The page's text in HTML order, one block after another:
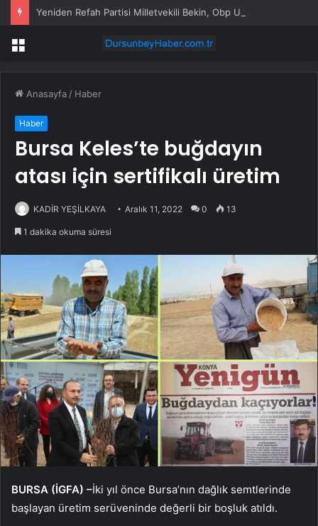
Menü
Anasayfa / Haber
Haber
Bursa Keles’te buğdayın
atası için sertifikalı üretim
KADİR YEŞİLKAYA Aralık 11, 2022 0 13
1 dakika okuma süresi
BURSA (İGFA) –İki yıl önce Bursa’nın dağlık semtlerinde
başlayan üretim serüveninde değerli bir boşluk atıldı.